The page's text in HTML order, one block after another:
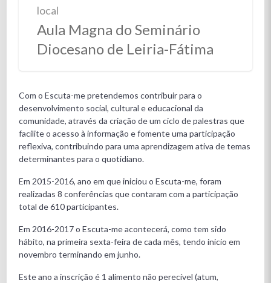
local
Aula Magna do Seminário
Diocesano de Leiria-Fátima
Com o Escuta-me pretendemos contribuir para o
desenvolvimento social, cultural e educacional da
comunidade, através da criação de um ciclo de palestras que
facilite o acesso à informação e fomente uma participação
reflexiva, contribuindo para uma aprendizagem ativa de temas
determinantes para o quotidiano.
Em 2015-2016, ano em que iniciou o Escuta-me, foram
realizadas 8 conferências que contaram com a participação
total de 610 participantes.
Em 2016-2017 o Escuta-me acontecerá, como tem sido
hábito, na primeira sexta-feira de cada mês, tendo inicio em
novembro terminando em junho.
Este ano a inscrição é 1 alimento não perecível (atum,